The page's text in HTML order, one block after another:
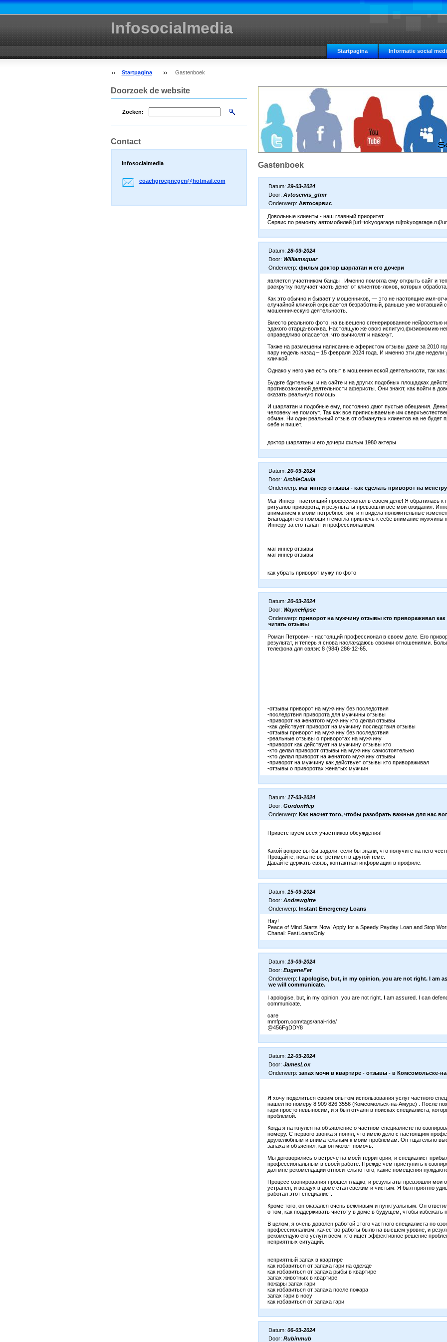
Infosocialmedia
Startpagina Informatie social
Startpagina Gastenboek
Gastenboek
Datum: 29-03-2024
Door: Avtoservis_gtmr
Onderwerp: Автосервис
Довольные клиенты - наш главный приоритет
Сервис по ремонту автомобилей [url=tokyogarage.ru]tokyogarage.ru[/
Datum: 28-03-2024
Door: Williamsquar
Onderwerp: фильм доктор шарлатан и его дочери
является участником банды . Именно помогла ему открыть сайт и
раскрутку получает часть денег от клиентов-лохов, которых
Как это обычно и бывает у мошенников, — это не настоящие имя-
случайной кличкой скрывается безработный, раньше уже мотавший
мошенническую деятельность.
Вместо реального фото, на вывешено сгенерированное нейросетью
эдакого старца-волхва. Настоящую же свою испитую,физиономию
справедливо опасается, что вычислят и накажут.
Также на размещены написанные аферистом отзывы даже за 2010
пару недель назад – 15 февраля 2024 года. И именно эти две недели
кличкой.
Однако у него уже есть опыт в мошеннической деятельности, так
Будьте бдительны: и на сайте и на других подобных площадках
противозаконной деятельности аферисты. Они знают, как войти в
оказать реальную помощь.
И шарлатан и подобные ему, постоянно дают пустые обещания.
человеку не помогут. Так как все приписываемые им
обман. Ни один реальный отзыв от обманутых клиентов на не будет
себе и пишет.
доктор шарлатан и его дочери фильм 1980 актеры
Datum: 20-03-2024
Door: ArchieCaula
Onderwerp: маг иннер отзывы - как сделать приворот на
Маг Иннер - настоящий профессионал в своем деле! Я обратилась
ритуалов приворота, и результаты превзошли все мои ожидания.
вниманием к моим потребностям, и я видела положительные
Благодаря его помощи я смогла привлечь к себе внимание
Иннеру за его талант и профессионализм.
маг иннер отзывы
маг иннер отзывы
как убрать приворот мужу по фото
Datum: 20-03-2024
Door: WayneHipse
Onderwerp: приворот на мужчину отзывы кто привораживал
читать отзывы
Роман Петрович - настоящий профессионал в своем деле. Его
результат, и теперь я снова наслаждаюсь своими отношениями.
телефона для связи: 8 (984) 286-12-65.
-отзывы приворот на мужчину без последствия
-последствия приворота для мужчины отзывы
-приворот на женатого мужчину кто делал отзывы
-как действует приворот на мужчину последствия отзывы
-отзывы приворот на мужчину без последствия
-реальные отзывы о приворотах на мужчину
-приворот как действует на мужчину отзывы кто
-кто делал приворот отзывы на мужчину самостоятельно
-кто делал приворот на женатого мужчину отзывы
-приворот на мужчину как действует отзывы кто привораживал
-отзывы о приворотах женатых мужчин
Datum: 17-03-2024
Door: GordonHep
Onderwerp: Как насчет того, чтобы разобрать важные для нас
Приветствуем всех участников обсуждения!
Какой вопрос вы бы задали, если бы знали, что получите на него
Прощайте, пока не встретимся в другой теме.
Давайте держать связь, контактная информация в профиле.
Datum: 15-03-2024
Door: Andrewgitte
Onderwerp: Instant Emergency Loans
Hay!
Peace of Mind Starts Now! Apply for a Speedy Payday Loan and Stop
Chanal: FastLoansOnly
Datum: 13-03-2024
Door: EugeneFet
Onderwerp:
I apologise, but, in my opinion, you are not right. I am
we will communicate.
I apologise, but, in my opinion, you are not right. I am assured. I can
communicate.
care
mmfporn.com/tags/anal-ride/
@456FgDDY8
Datum: 12-03-2024
Door: JamesLox
Onderwerp: запах мочи в квартире - отзывы - в Комсомольске-
Я хочу поделиться своим опытом использования услуг частного
нашел по номеру 8 909 826 3556 (Комсомольск-на-Амуре) . После
гари просто невыносим, и я был отчаян в поисках специалиста,
проблемой.
Когда я наткнулся на объявление о частном специалисте по
номеру. С первого звонка я понял, что имею дело с настоящим
дружелюбным и внимательным к моим проблемам. Он тщательно
запаха и объяснил, как он может помочь.
Мы договорились о встрече на моей территории, и специалист
профессиональным в своей работе. Прежде чем приступить к
дал мне рекомендации относительно того, какие помещения
Процесс озонирования прошел гладко, и результаты превзошли мои
устранен, и воздух в доме стал свежим и чистым. Я был приятно
работал этот специалист.
Кроме того, он оказался очень вежливым и пунктуальным. Он
о том, как поддерживать чистоту в доме в будущем, чтобы избежать
В целом, я очень доволен работой этого частного специалиста по
профессионализм, качество работы было на высшем уровне, и
рекомендую его услуги всем, кто ищет эффективное решение
неприятных ситуаций.
неприятный запах в квартире
как избавиться от запаха гари на одежде
как избавиться от запаха рыбы в квартире
запах животных в квартире
пожары запах гари
как избавиться от запаха после пожара
запах гари в носу
как избавиться от запаха гари
Datum: 06-03-2024
Door: Rubinmub
Doorzoek de website
Zoeken:
Contact
Infosocialmedia
coachgroepnegen@hotmail.com